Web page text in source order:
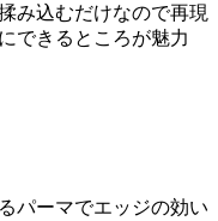
み込むだけなので再現
できるところが魅力
パーマでエッジの効い